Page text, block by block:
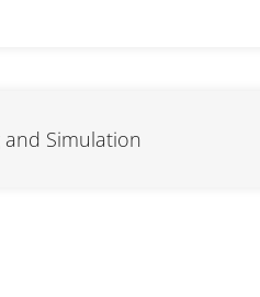
Simulation